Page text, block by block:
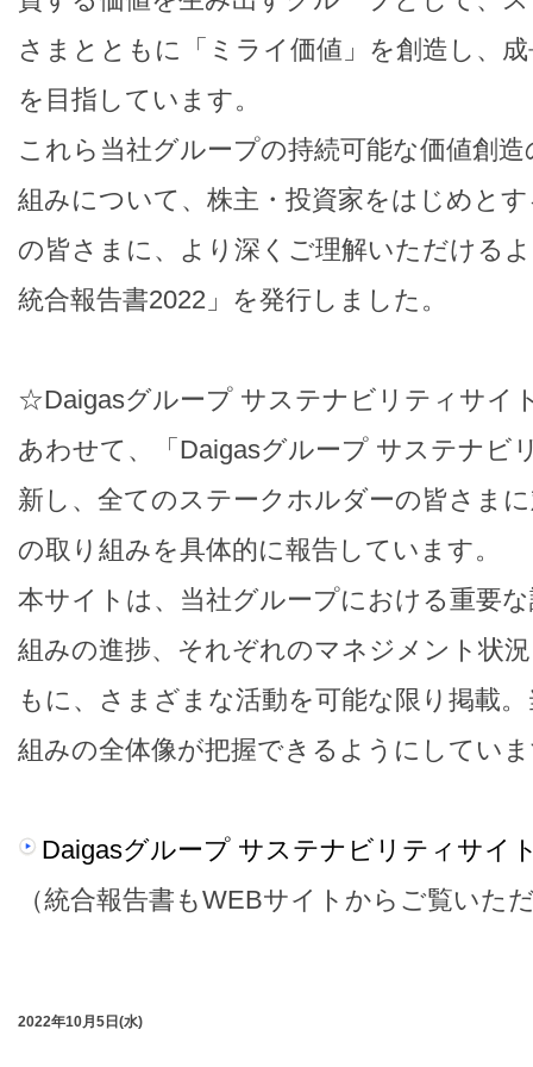
さまとともに「ミライ価値」を創造し、
を目指しています。
これら当社グループの持続可能な価値創
組みについて、株主・投資家をはじめと
の皆さまに、より深くご理解いただける
統合報告書2022」を発行しました。
☆Daigasグループ サステナビリティサイ
あわせて、「Daigasグループ サステナビ
新し、全てのステークホルダーの皆さま
の取り組みを具体的に報告しています。
本サイトは、当社グループにおける重要
組みの進捗、それぞれのマネジメント状
もに、さまざまな活動を可能な限り掲載
組みの全体像が把握できるようにしてい
Daigasグループ サステナビリティサイ
（統合報告書もWEBサイトからご覧いた
2022年10月5日(水)